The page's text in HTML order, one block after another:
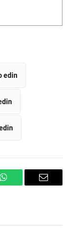
edin
WhatsAppEmail